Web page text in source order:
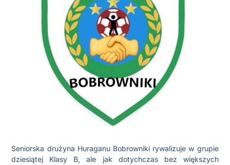
Seniorska drużyna Huraganu Bobrowniki rywalizuje w grupie
dziesiątej Klasy B, ale jak dotychczas bez większych